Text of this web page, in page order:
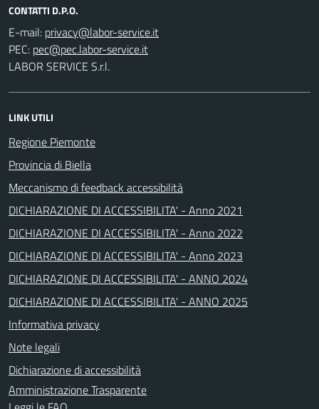
CONTATTI D.P.O.
E-mail:
PEC:
LABOR SERVICE S.r.l.
LINK UTILI
Regione Piemonte
Provincia di Biella
Meccanismo di feedback accessibilità
DICHIARAZIONE DI ACCESSIBILITA' - Anno 2021
DICHIARAZIONE DI ACCESSIBILITA' - Anno 2022
DICHIARAZIONE DI ACCESSIBILITA' - Anno 2023
DICHIARAZIONE DI ACCESSIBILITA' - ANNO 2024
DICHIARAZIONE DI ACCESSIBILITA' - ANNO 2025
Informativa privacy
Note legali
Dichiarazione di accessibilità
Amministrazione Trasparente